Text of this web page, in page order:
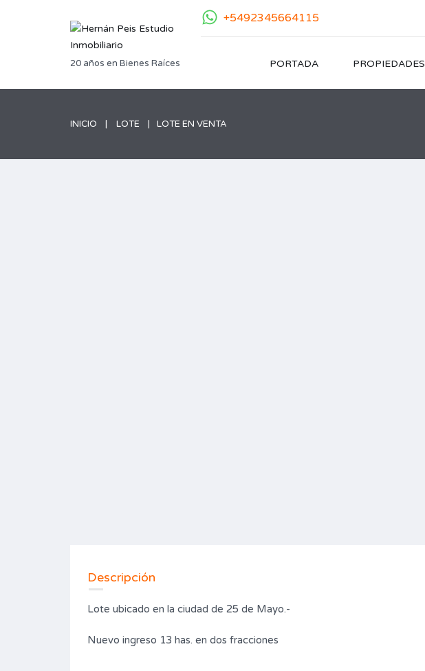
20 años en Bienes Raíces
+5492345664115
PORTADA PROPIEDADES
INICIO LOTE LOTE EN VENTA
Descripción
Lote ubicado en la ciudad de 25 de Mayo.-
Nuevo ingreso 13 has. en dos fracciones